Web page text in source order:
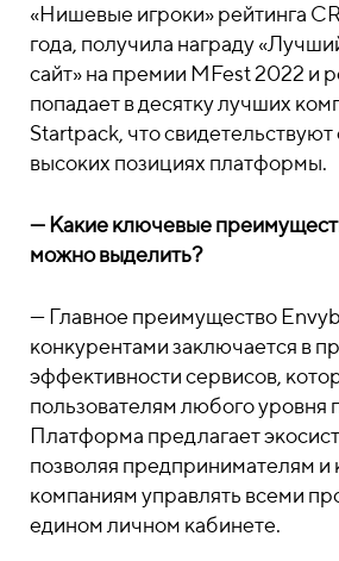
«Нишевые игроки» рейтинга
года, получила награду
сайт» на премии MFest 2022 и
попадает в десятку лучших
Startpack, что свидетельствуют
высоких позициях платформы.
— Какие ключевые
можно выделить?
—Главное преимущество
конкурентами заключается в
эффективности сервисов,
пользователям любого уровня
Платформа предлагает
позволяя предпринимателям и
компаниям управлять всеми
едином личном кабинете.